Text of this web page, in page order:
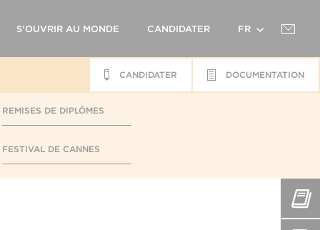
S'OUVRIR AU MONDE CANDIDATER FR
DOCUMENTATION
CANDIDATER
REMISES DE DIPLÔMES
FESTIVAL DE CANNES